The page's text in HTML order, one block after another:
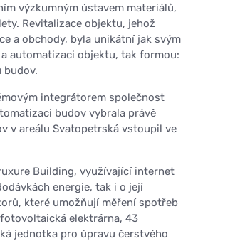
výzkumným ústavem materiálů,
Revitalizace objektu, jehož
a obchody, byla unikátní jak svým
automatizaci objektu, tak formou:
budov.
integrátorem společnost
budov vybrala právě
v areálu Svatopetrská vstoupil ve
Building, využívající internet
energie, tak i o její
které umožňují měření spotřeb
elektrárna, 43
jednotka pro úpravu čerstvého